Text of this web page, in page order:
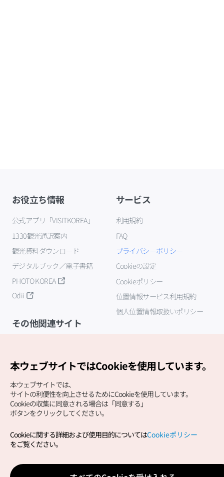
お役立ち情報
公式アプリ「VISITKOREA」
1330観光通訳案内
観光資料ダウンロード
デジタルブック／電子書籍
PHOTO KOREA
Odii
サービス
利用規約
FAQ
プライバシーポリシー
Cookieの設定
Cookieポリシー
位置情報サービス利用規約
個人位置情報取扱いポリシー
その他関連サイト
Copyright (c) Korea Tourism Organization All Rights
サイトエラー報告公式メール
japanese@knto.or.kr
本ウェブサイトではCookieを使用しています。
本ウェブサイトでは、
サイトの利便性を向上させるためにCookieを使用しています。
Cookieの収集に同意される場合は「同意する」
ボタンをクリックしてください。
Cookieに関する詳細および使用目的についてはCookieポリシー
をご覧ください。